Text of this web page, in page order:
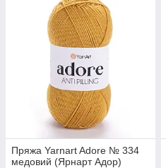
Пряжа Yarnart Adore № 334
медовий (Ярнарт Адор)